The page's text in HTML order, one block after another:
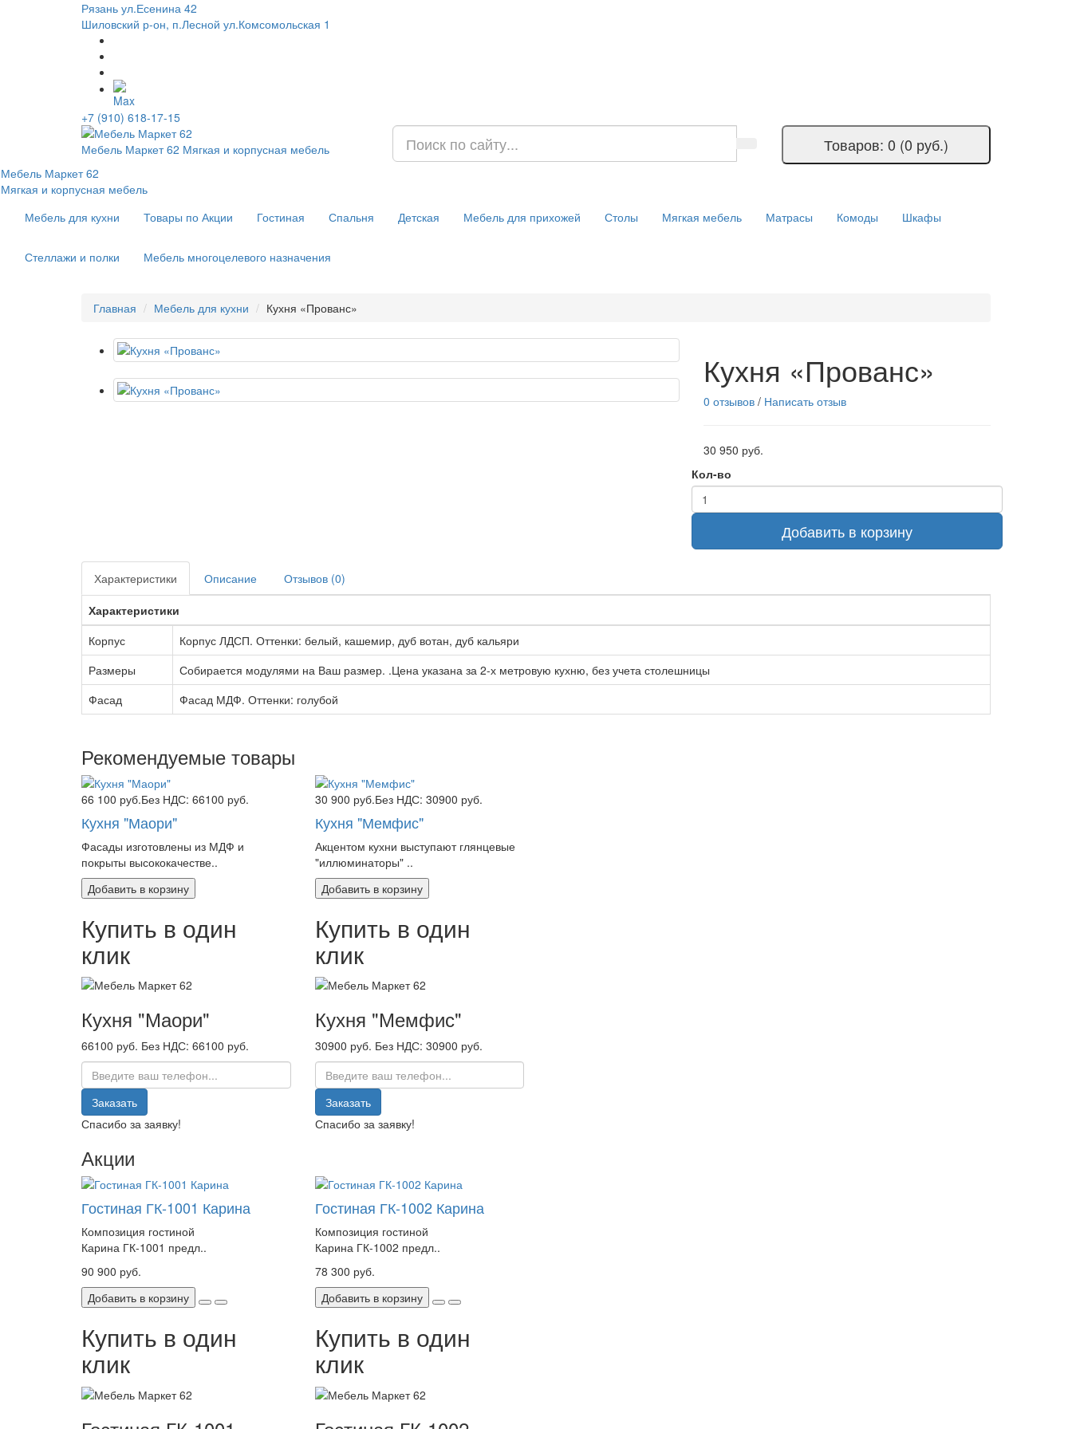
Рязань ул.Есенина 42
Шиловский р-он, п.Лесной ул.Комсомольская 1
+7 (910) 618-17-15
Мебель Маркет 62 Мягкая и корпусная мебель Товаров: 0 (0 руб.)
Мебель Маркет 62
Мягкая и корпусная мебель
Мебель для кухни
Товары по Акции Гостиная Спальня Детская Мебель для прихожей Столы Мягкая мебель Матрасы Комоды Шкафы
Стеллажи и полки Мебель многоцелевого назначения
Главная Мебель для кухни Кухня «Прованс»
Кухня «Прованс»
0 отзывов / Написать отзыв
30 950 руб.
Кол-во
Добавить в корзину
Характеристики Описание
Отзывов (0)
Характеристики
Корпус
Корпус ЛДСП. Оттенки: белый, кашемир, дуб вотан, дуб кальяри
Размеры
Собирается модулями на Ваш размер. .Цена указана за 2-х метровую кухню, без учета столешницы
Фасад
Фасад МДФ. Оттенки: голубой
Рекомендуемые товары
66 100 руб.Без НДС: 66100 руб.
Кухня "Маори"
Фасады изготовлены из МДФ и
покрыты высококачестве..
Добавить в корзину
Купить в один
клик
Кухня "Маори"
66100 руб. Без НДС: 66100 руб.
Заказать
Спасибо за заявку!
30 900 руб.Без НДС: 30900 руб.
Кухня "Мемфис"
Акцентом кухни выступают глянцевые
"иллюминаторы" ..
Добавить в корзину
Купить в один
клик
Кухня "Мемфис"
30900 руб. Без НДС: 30900 руб.
Заказать
Спасибо за заявку!
Акции
Гостиная ГК-1001 Карина
Композиция гостиной
Карина ГК-1001 предл..
90 900 руб.
Добавить в корзину
Купить в один
клик
Гостиная ГК-1002 Карина
Композиция гостиной
Карина ГК-1002 предл..
78 300 руб.
Добавить в корзину
Купить в один
клик